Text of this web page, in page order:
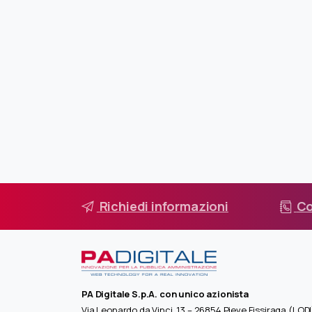
Richiedi informazioni
PA Digitale S.p.A. con unico azionista